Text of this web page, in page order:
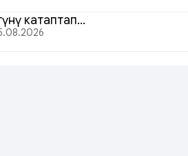
катаптап…